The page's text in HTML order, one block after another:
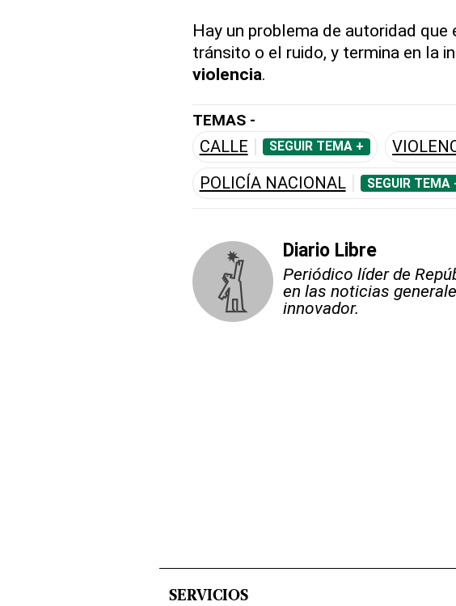
Hay un problema de autoridad que
tránsito o el ruido, y termina en la
violencia.
TEMAS -
CALLE SEGUIR TEMA +
POLICÍA NACIONAL SEGUIR TEMA
Diario Libre
Periódico líder de
en las noticias
innovador.
SERVICIOS